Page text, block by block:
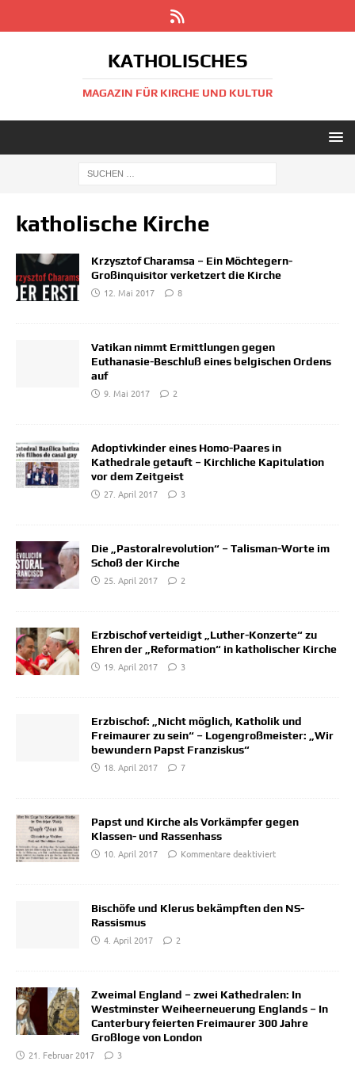
KATHOLISCHES
MAGAZIN FÜR KIRCHE UND KULTUR
katholische Kirche
Krzysztof Charamsa – Ein Möchtegern-
Großinquisitor verketzert die Kirche
12. Mai 2017
8
Vatikan nimmt Ermittlungen gegen
Euthanasie-Beschluß eines belgischen Ordens
auf
9. Mai 2017
2
Adoptivkinder eines Homo-Paares in
Kathedrale getauft – Kirchliche Kapitulation
vor dem Zeitgeist
27. April 2017
3
Die „Pastoralrevolution“ – Talisman-Worte im
Schoß der Kirche
25. April 2017
2
Erzbischof verteidigt „Luther-Konzerte“ zu
Ehren der „Reformation“ in katholischer Kirche
19. April 2017
3
Erzbischof: „Nicht möglich, Katholik und
Freimaurer zu sein“ – Logengroßmeister: „Wir
bewundern Papst Franziskus“
18. April 2017
7
Papst und Kirche als Vorkämpfer gegen
Klassen- und Rassenhass
10. April 2017
Kommentare deaktiviert
Bischöfe und Klerus bekämpften den NS-
Rassismus
4. April 2017
2
Zweimal England – zwei Kathedralen: In
Westminster Weiheerneuerung Englands – In
Canterbury feierten Freimaurer 300 Jahre
Großloge von London
21. Februar 2017
3